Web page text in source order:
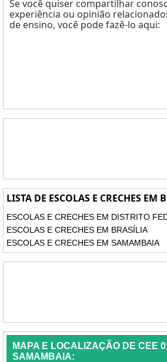
Se você quiser compartilhar
experiência ou opinião
de ensino, você pode fazê-lo aqui:
LISTA DE ESCOLAS E CRECHES EM
ESCOLAS E CRECHES EM DISTRITO
ESCOLAS E CRECHES EM BRASÍLIA
ESCOLAS E CRECHES EM SAMAMBAIA
MAPA E LOCALIZAÇÃO DE CEE
SAMAMBAIA: